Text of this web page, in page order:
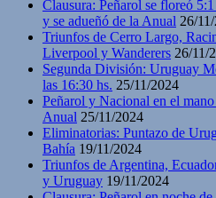
Clausura: Peñarol se floreó
y se adueñó de la Anual 26/
Triunfos de Cerro Largo,
Liverpool y Wanderers 26/11/
Segunda División: Uruguay
las 16:30 hs. 25/11/2024
Peñarol y Nacional en el
Anual 25/11/2024
Eliminatorias: Puntazo de
Bahía 19/11/2024
Triunfos de Argentina,
y Uruguay 19/11/2024